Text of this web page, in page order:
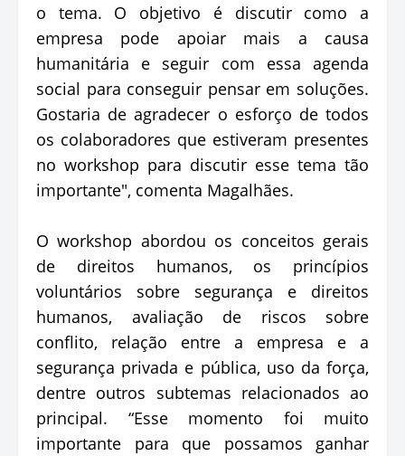
o tema. O objetivo é discutir como a
empresa pode apoiar mais a causa
humanitária e seguir com essa agenda
social para conseguir pensar em soluções.
Gostaria de agradecer o esforço de todos
os colaboradores que estiveram presentes
no workshop para discutir esse tema tão
importante", comenta Magalhães.
O workshop abordou os conceitos gerais
de direitos humanos, os princípios
voluntários sobre segurança e direitos
humanos, avaliação de riscos sobre
conflito, relação entre a empresa e a
segurança privada e pública, uso da força,
dentre outros subtemas relacionados ao
principal. “Esse momento foi muito
importante para que possamos ganhar